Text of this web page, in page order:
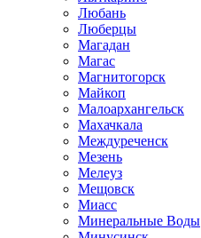
Любань
Люберцы
Магадан
Магас
Магнитогорск
Майкоп
Малоархангельск
Махачкала
Междуреченск
Мезень
Мелеуз
Мещовск
Миасс
Минеральные Воды